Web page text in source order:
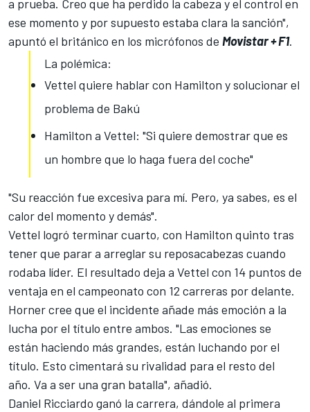
a prueba. Creo que ha perdido la cabeza y el control en
ese momento y por supuesto estaba clara la sanción",
apuntó el británico en los micrófonos de Movistar +F1.
La polémica:
Vettel quiere hablar con Hamilton y solucionar el
problema de Bakú
Hamilton a Vettel: "Si quiere demostrar que es
un hombre que lo haga fuera del coche"
"Su reacción fue excesiva para mí. Pero, ya sabes, es el
calor del momento y demás".
Vettel logró terminar cuarto, con Hamilton quinto tras
tener que parar a arreglar su reposacabezas cuando
rodaba líder. El resultado deja a Vettel con 14 puntos de
ventaja en el campeonato con 12 carreras por delante.
Horner cree que el incidente añade más emoción a la
lucha por el título entre ambos. "Las emociones se
están haciendo más grandes, están luchando por el
título. Esto cimentará su rivalidad para el resto del
año. Va a ser una gran batalla", añadió.
Daniel Ricciardo ganó la carrera, dándole al primera